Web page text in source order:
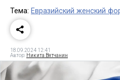
Тема: Евразийский женский
18.09.2024 12:41
Автор: Никита Вятчанин